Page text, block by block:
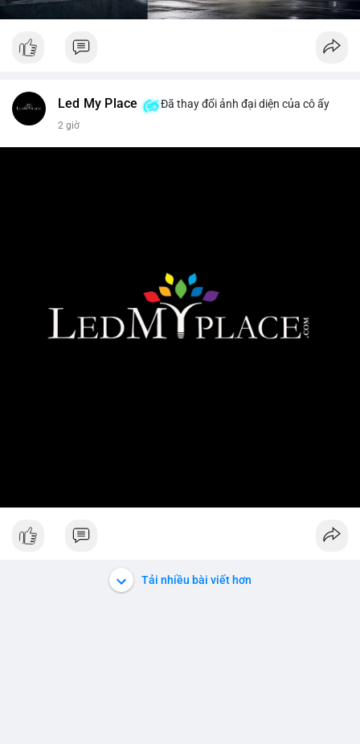
Led My Place Đã thay đổi ảnh đại diện của cô ấy
2 giờ
Tải nhiều bài viết hơn